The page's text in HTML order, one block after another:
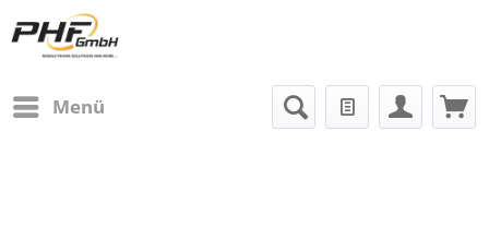
Menü